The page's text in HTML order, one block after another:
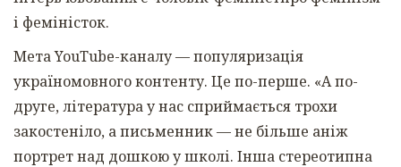
і феміністок.
МетаYouTube-каналу— популяризація
україномовного контенту. Це по-перше. «А по-
друге, література у нас сприймається трохи
закостеніло, а письменник — не більше аніж
портрет над дошкою у школі. Інша стереотипна